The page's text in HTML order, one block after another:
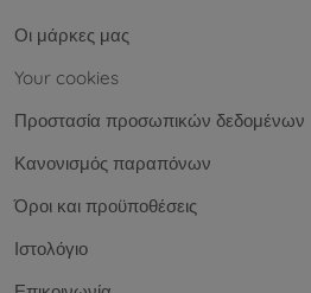
Οι μάρκες μας
Your cookies
Προστασία προσωπικών δεδομένων
Κανονισμός παραπόνων
Όροι και προϋποθέσεις
Ιστολόγιο